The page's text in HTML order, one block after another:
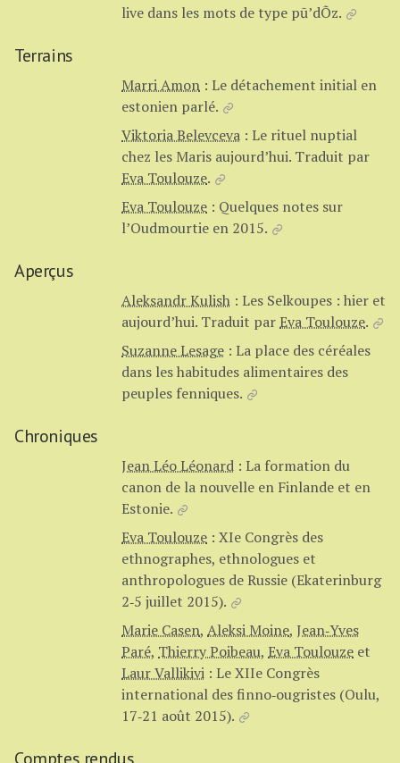
live dans les mots de type pū’dÕz.
Terrains
Marri Amon : Le détachement initial en
estonien parlé.
Viktoria Belevceva : Le rituel nuptial
chez les Maris aujourd’hui. Traduit par
Eva Toulouze.
Eva Toulouze : Quelques notes sur
l’Oudmourtie en 2015.
Aperçus
Aleksandr Kulish : Les Selkoupes : hier et
aujourd’hui. Traduit parEva Toulouze.
Suzanne Lesage : La place des céréales
dans les habitudes alimentaires des
peuples fenniques.
Chroniques
Jean Léo Léonard : La formation du
canon de la nouvelle en Finlande et en
Estonie.
Eva Toulouze : XIe Congrès des
ethnographes, ethnologues et
anthropologues de Russie (Ekaterinburg
2‑5 juillet 2015).
Marie Casen, Aleksi Moine, Jean‑Yves
Paré, Thierry Poibeau, Eva Toulouze et
Laur Vallikivi : Le XIIe Congrès
international des finno‑ougristes (Oulu,
17‑21 août 2015).